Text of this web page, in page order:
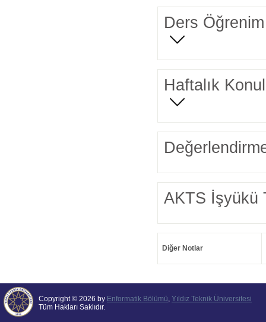
Ders Öğrenim
Haftalık
AKTS İşyükü
Diğer Notlar
Copyright © 2026 by Enformatik Bölümü, Yıldız Teknik Üniversitesi
Tüm Hakları Saklıdır.